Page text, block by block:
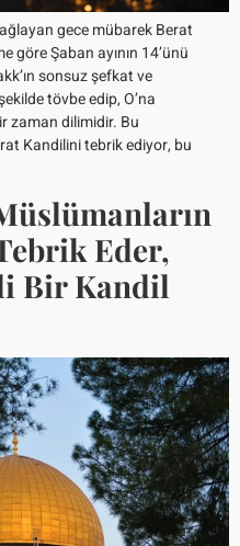
gece mübarek Berat
göre Şaban ayının 14’ünü
sonsuz şefkat ve
tövbe edip, O’na
zaman dilimidir. Bu
Kandilini tebrik ediyor, bu
Eder,
Bir Kandil